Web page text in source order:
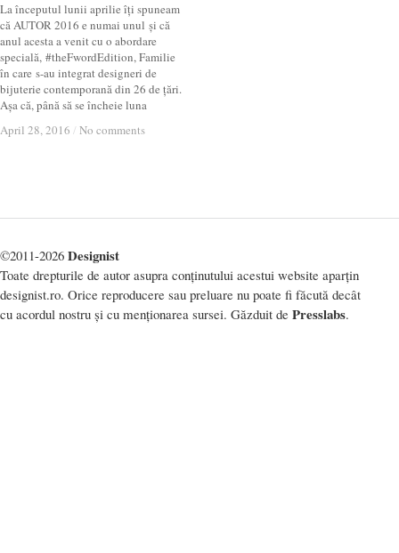
La începutul lunii aprilie îți spuneam
că AUTOR 2016 e numai unul și că
anul acesta a venit cu o abordare
specială, #theFwordEdition, Familie
în care s-au integrat designeri de
bijuterie contemporană din 26 de țări.
Așa că, până să se încheie luna
April 28, 2016 / No comments
April 28, 2016 / No comments
©2011-2026 Designist
Toate drepturile de autor asupra conținutului acestui website aparțin
designist.ro. Orice reproducere sau preluare nu poate fi făcută decât
cu acordul nostru și cu menționarea sursei. Găzduit de Presslabs.